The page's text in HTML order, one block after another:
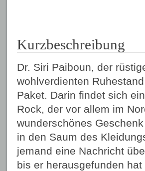
Kurzbeschreibung
Dr. Siri Paiboun, der
wohlverdienten
Paket. Darin findet sich
Rock, der vor allem im
wunderschönes
in den Saum des
jemand eine Nachricht
bis er herausgefunden